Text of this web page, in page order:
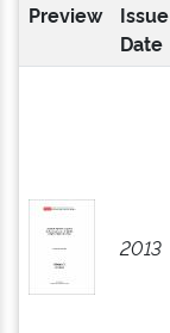
Preview
Issue
Date
2013